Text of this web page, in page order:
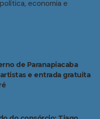
economia e
de Paranapiacaba
e entrada gratuita